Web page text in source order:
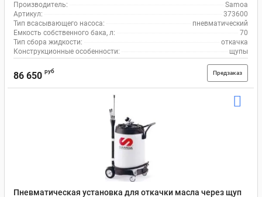
Производитель:
Samoa
Артикул:
373600
Тип всасывающего насоса:
пневматический
Емкость собственного бака, л:
70
Тип сбора жидкости:
откачка
Конструкционные особенности:
щупы
86 650 руб Предзаказ
Пневматическая установка для откачки масла через щуп